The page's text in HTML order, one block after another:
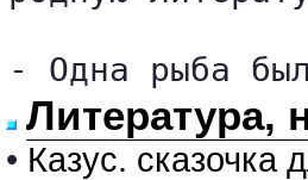
- Одна рыба
Литература,
• Казус. сказочка